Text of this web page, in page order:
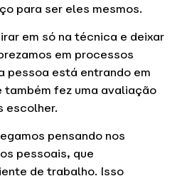
para ser eles mesmos.
em só na técnica e deixar
em processos
pessoa está entrando em
também fez uma avaliação
escolher.
pensando nos
pessoais, que
de trabalho. Isso